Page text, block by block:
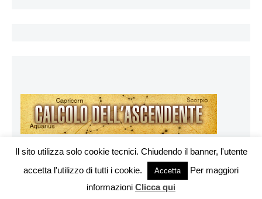
Esoterya.com © 2026. All right reserverd.
Il sito utilizza solo cookie tecnici. Chiudendo il banner, l'utente
accetta l'utilizzo di tutti i cookie.
Accetta
Per maggiori
informazioni Clicca qui
Vuoi pubblicare sul nostro network?